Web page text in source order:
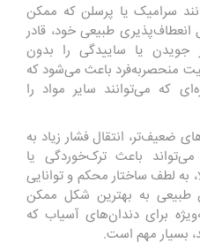
سرامیک یا پرسلن که ممکن
انعطاف‌پذیری طبیعی خود، قادر
یا ساییدگی را بدون
منحصربه‌فرد باعث می‌شود که
که می‌توانند سایر مواد را
ضعیف‌تر، انتقال فشار زیاد به
باعث ترک‌خوردگی یا
لطف ساختار محکم و توانایی
طبیعی به بهترین شکل ممکن
برای دندان‌های آسیاب که
بسیار مهم است.